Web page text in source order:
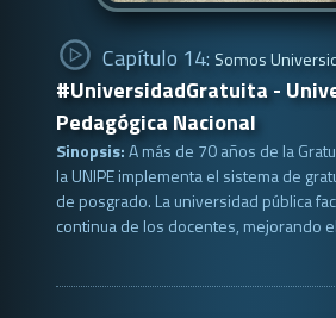
Capítulo 14: Somos
#UniversidadGratuita -
Pedagógica Nacional
Sinopsis:A más de 70 años de la
la UNIPE implementa el sistema de
de posgrado. La universidad pública
continua de los docentes, mejorando